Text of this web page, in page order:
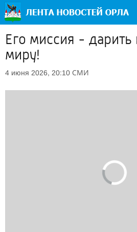
Его миссия - дарить
миру!
4 июня 2026, 20:10 СМИ